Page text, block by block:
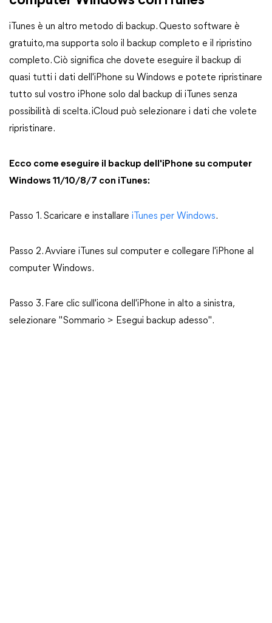
iTunes è un altro metodo di backup. Questo software è
gratuito, ma supporta solo il backup completo e il ripristino
completo. Ciò significa che dovete eseguire il backup di
quasi tutti i dati dell'iPhone su Windows e potete ripristinare
tutto sul vostro iPhone solo dal backup di iTunes senza
possibilità di scelta. iCloud può selezionare i dati che volete
ripristinare.
Ecco come eseguire il backup dell'iPhone su computer
Windows 11/10/8/7 con iTunes:
Passo 1. Scaricare e installare iTunes per Windows.
Passo 2. Avviare iTunes sul computer e collegare l'iPhone al
computer Windows.
Passo 3. Fare clic sull'icona dell'iPhone in alto a sinistra,
selezionare "Sommario > Esegui backup adesso".